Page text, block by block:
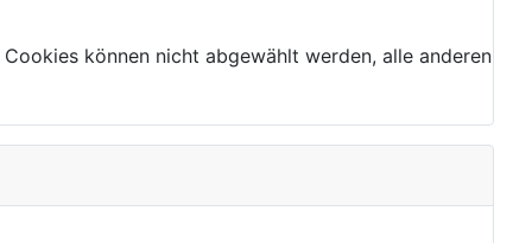
können nicht abgewählt werden, alle anderen